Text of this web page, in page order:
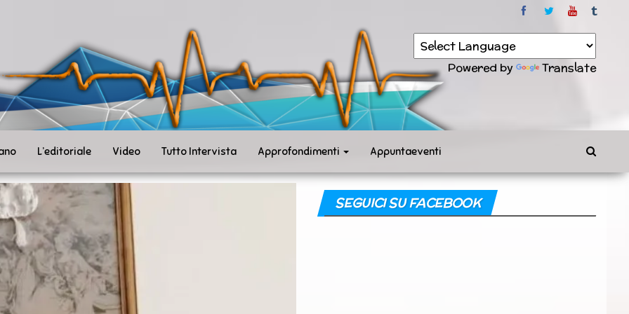
Powered by Translate
L’editoriale Video Tutto Intervista Approfondimenti Appuntaeventi
SEGUICI SU FACEBOOK